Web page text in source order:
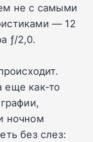
не с самыми
— 12
ƒ/2,0.
еще как-то
ночном
без слез: